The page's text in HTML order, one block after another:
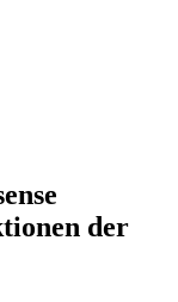
der